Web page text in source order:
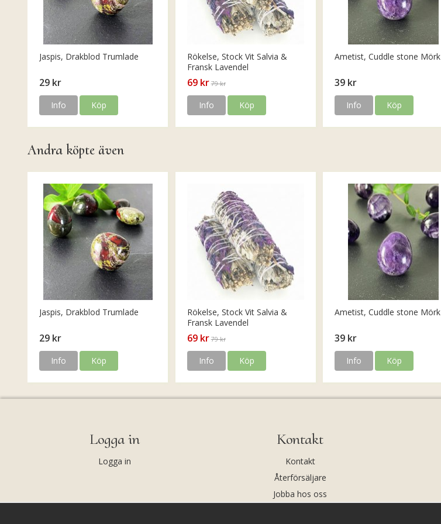
Jaspis, Drakblod Trumlade
29 kr
Info Köp
Rökelse, Stock Vit Salvia &
Fransk Lavendel
69 kr 79 kr
Info Köp
Ametist, Cuddle stone Mörk
39 kr
Info Köp
Andra köpte även
Jaspis, Drakblod Trumlade
29 kr
Info Köp
Rökelse, Stock Vit Salvia &
Fransk Lavendel
69 kr 79 kr
Info Köp
Ametist, Cuddle stone Mörk
39 kr
Info Köp
Logga in
Logga in
Kontakt
Kontakt
Återförsäljare
Jobba hos oss